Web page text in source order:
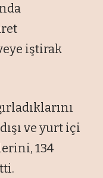
iştirak
ve yurt içi
134